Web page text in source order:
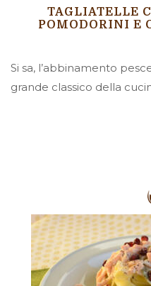
TAGLIATELLE
POMODORINI E
Si sa, l’abbinamento
grande classico della